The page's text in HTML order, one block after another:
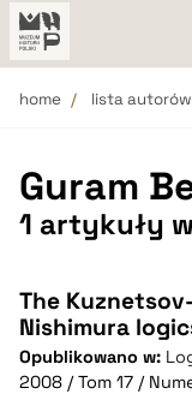
home lista autorów
Guram
1 artykuły
The
Nishimura
Opublikowano w:
2008 / Tom 17 /